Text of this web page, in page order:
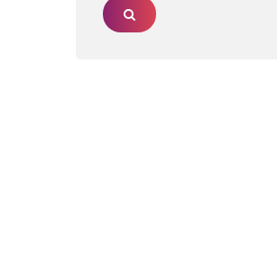
Search